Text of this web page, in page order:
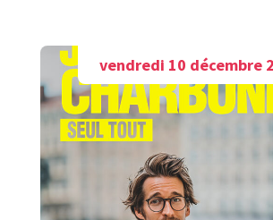
vendredi 10 décembre